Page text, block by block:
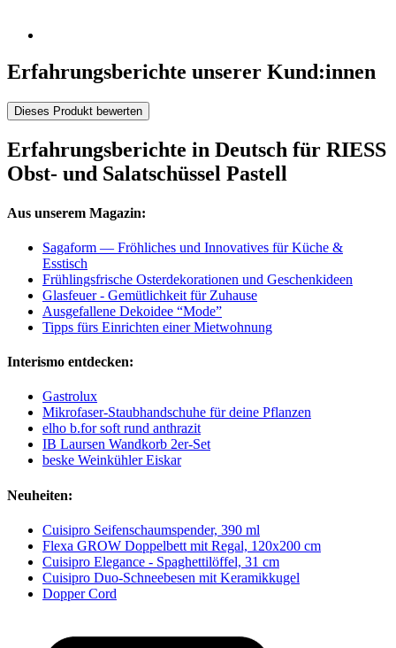
Erfahrungsberichte unserer Kund:innen
Dieses Produkt bewerten
Erfahrungsberichte in Deutsch für RIESS
Obst- und Salatschüssel Pastell
Aus unserem Magazin:
Sagaform — Fröhliches und Innovatives für Küche &
Esstisch
Frühlingsfrische Osterdekorationen und Geschenkideen
Glasfeuer - Gemütlichkeit für Zuhause
Ausgefallene Dekoidee “Mode”
Tipps fürs Einrichten einer Mietwohnung
Interismo entdecken:
Gastrolux
Mikrofaser-Staubhandschuhe für deine Pflanzen
elho b.for soft rund anthrazit
IB Laursen Wandkorb 2er-Set
beske Weinkühler Eiskar
Neuheiten:
Cuisipro Seifenschaumspender, 390 ml
Flexa GROW Doppelbett mit Regal, 120x200 cm
Cuisipro Elegance - Spaghettilöffel, 31 cm
Cuisipro Duo-Schneebesen mit Keramikkugel
Dopper Cord